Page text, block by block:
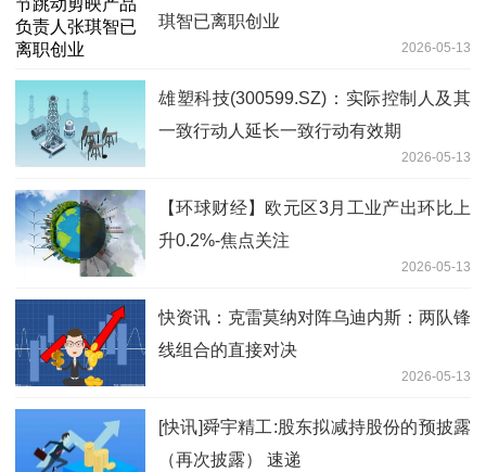
琪智已离职创业
2026-05-13
雄塑科技(300599.SZ)：实际控制人及其
一致行动人延长一致行动有效期
2026-05-13
【环球财经】欧元区3月工业产出环比上
升0.2%-焦点关注
2026-05-13
快资讯：克雷莫纳对阵乌迪内斯：两队锋
线组合的直接对决
2026-05-13
[快讯]舜宇精工:股东拟减持股份的预披露
（再次披露） 速递